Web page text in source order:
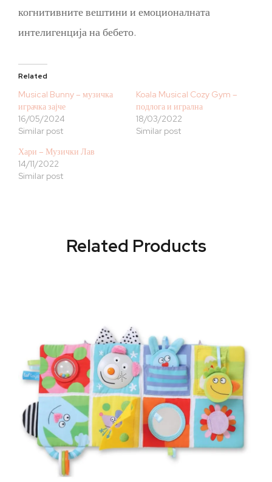
когнитивните вештини и емоционалната
интелигенција на бебето.
Related
Musical Bunny – музичка
играчка зајче
16/05/2024
Similar post
Koala Musical Cozy Gym –
подлога и игрална
18/03/2022
Similar post
Хари – Музички Лав
14/11/2022
Similar post
Related Products